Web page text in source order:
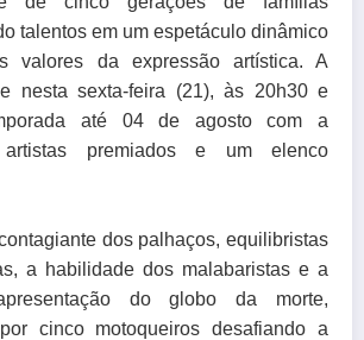
talentos em um espetáculo dinâmico
valores da expressão artística. A
nesta sexta-feira (21), às 20h30 e
até 04 de agosto com a
premiados e um elenco
dos palhaços, equilibristas
a habilidade dos malabaristas e a
do globo da morte,
cinco motoqueiros desafiando a